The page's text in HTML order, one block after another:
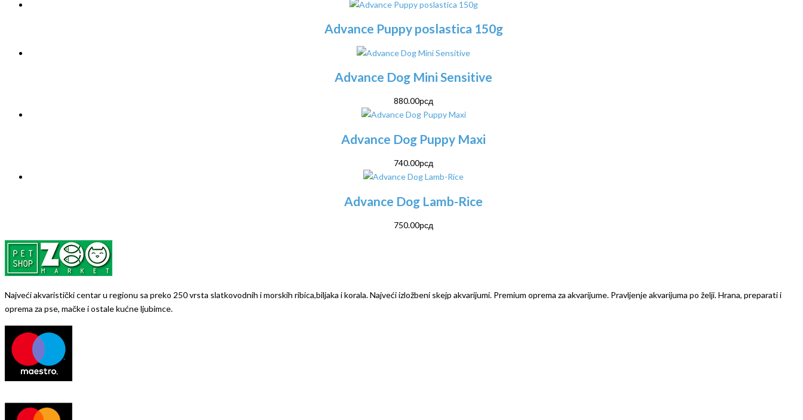
Advance Puppy poslastica 150g
Advance Dog Mini Sensitive
880.00рсд
Advance Dog Puppy Maxi
740.00рсд
Advance Dog Lamb-Rice
750.00рсд
Najveći akvaristički centar u regionu sa preko 250 vrsta slatkovodnih i morskih ribica,biljaka i korala. Najveći izložbeni skejp akvarijumi. Premium oprema za akvarijume. Pravljenje akvarijuma po želji. Hrana, preparati i
oprema za pse, mačke i ostale kućne ljubimce.